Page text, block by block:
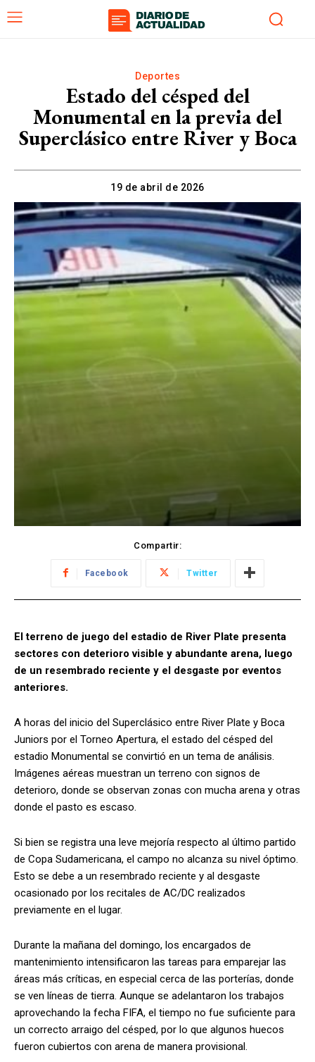
Deportes
Estado del césped del
Monumental en la previa del
Superclásico entre River y Boca
19 de abril de 2026
Compartir:
Facebook Twitter
El terreno de juego del estadio de River Plate presenta
sectores con deterioro visible y abundante arena, luego
de un resembrado reciente y el desgaste por eventos
anteriores.
A horas del inicio del Superclásico entre River Plate y Boca
Juniors por el Torneo Apertura, el estado del césped del
estadio Monumental se convirtió en un tema de análisis.
Imágenes aéreas muestran un terreno con signos de
deterioro, donde se observan zonas con mucha arena y otras
donde el pasto es escaso.
Si bien se registra una leve mejoría respecto al último partido
de Copa Sudamericana, el campo no alcanza su nivel óptimo.
Esto se debe a un resembrado reciente y al desgaste
ocasionado por los recitales de AC/DC realizados
previamente en el lugar.
Durante la mañana del domingo, los encargados de
mantenimiento intensificaron las tareas para emparejar las
áreas más críticas, en especial cerca de las porterías, donde
se ven líneas de tierra. Aunque se adelantaron los trabajos
aprovechando la fecha FIFA, el tiempo no fue suficiente para
un correcto arraigo del césped, por lo que algunos huecos
fueron cubiertos con arena de manera provisional.